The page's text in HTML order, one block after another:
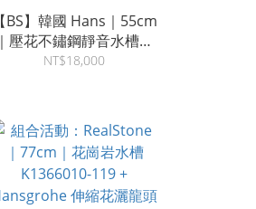
【BS】韓國 Hans｜55cm
｜壓花不鏽鋼靜音水槽｜
signature-550
NT$18,000